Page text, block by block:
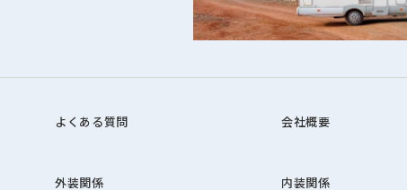
よくある質問 会社概要
外装関係 内装関係